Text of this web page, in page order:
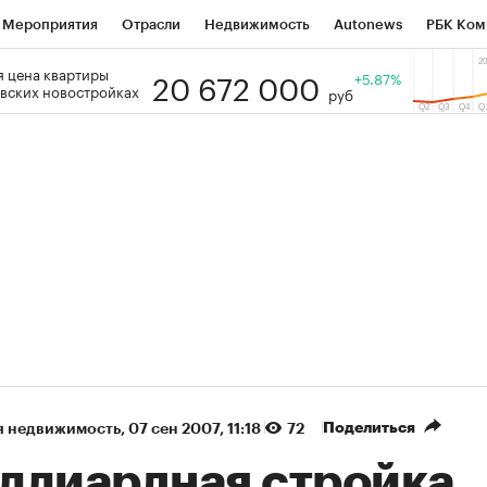
Мероприятия Отрасли Недвижимость Autonews РБК
РБК Образование Тренды
цена квартиры
новостройках
20 672 000 руб
+5.87%
недвижимость⁠, 07 сен 2007, 11:18 72 Поделиться